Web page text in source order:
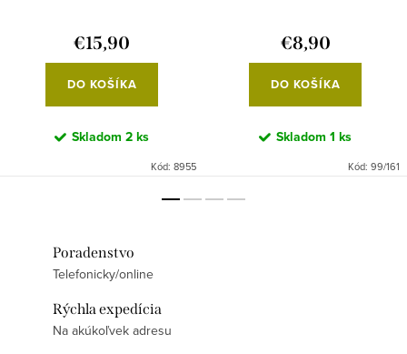
€15,90
DO KOŠÍKA
Skladom 2 ks
Kód: 8955
€8,90
DO KOŠÍKA
Skladom 1 ks
Kód: 99/161
Poradenstvo
Telefonicky/online
Rýchla expedícia
Na akúkoľvek adresu